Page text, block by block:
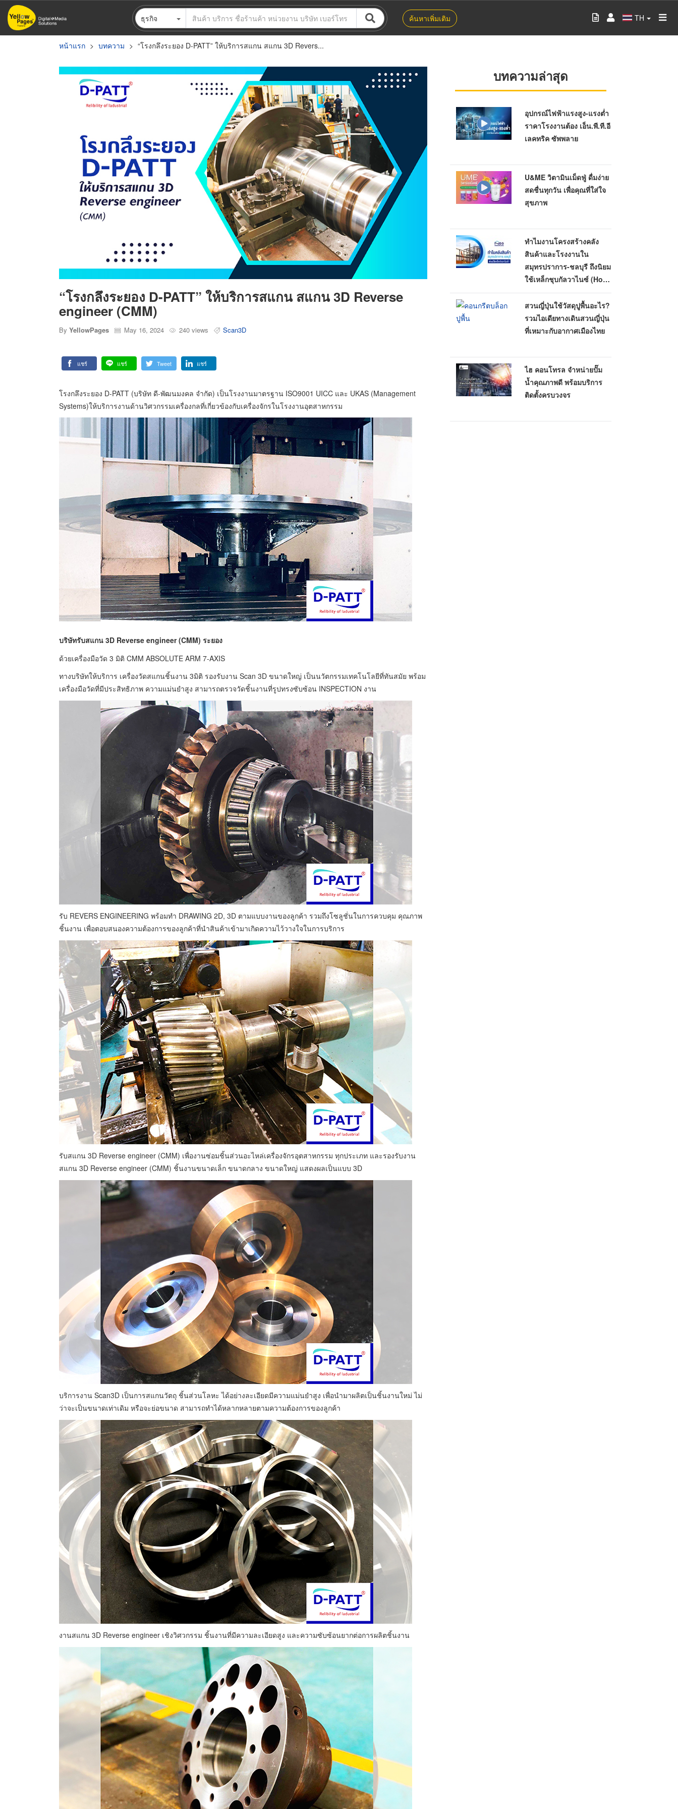
ข้าม
ไป
ธุรกิจ ค้นหาเพิ่มเติม TH
หน้าแรก บทความ “โรงกลึงระยอง D-PATT” ให้บริการสแกน สแกน 3D Revers...
“โรงกลึงระยอง D-PATT” ให้บริการสแกน สแกน 3D Reverse
engineer (CMM)
By YellowPages May 16, 2024 240 views Scan3D
แชร์ แชร์ Tweet แชร์
โรงกลึงระยอง D-PATT (บริษัท ดี-พัฒนมงคล จำกัด) เป็นโรงงานมาตรฐาน ISO9001 UICC และ UKAS (Management
Systems)ให้บริการงานด้านวิศวกรรมเครื่องกลที่เกี่ยวข้องกับเครื่องจักรในโรงงานอุตสาหกรรม
บริษัทรับสแกน 3D Reverse engineer (CMM) ระยอง
ด้วยเครื่องมือวัด 3 มิติ CMM ABSOLUTE ARM 7-AXIS
ทางบริษัทให้บริการ เครื่องวัดสแกนชิ้นงาน 3มิติ รองรับงาน Scan 3D ขนาดใหญ่ เป็นนวัตกรรมเทคโนโลยีที่ทันสมัย พร้อม
เครื่องมือวัดที่มีประสิทธิภาพ ความแม่นยำสูง สามารถตรวจวัดชิ้นงานที่รูปทรงซับซ้อน INSPECTION งาน
รับ REVERS ENGINEERING พร้อมทำ DRAWING 2D, 3D ตามแบบงานของลูกค้า รวมถึงโซลูชั่นในการควบคุม คุณภาพ
ชิ้นงาน เพื่อตอบสนองความต้องการของลูกค้าที่นำสินค้าเข้ามาเกิดความไว้วางใจในการบริการ
รับสแกน 3D Reverse engineer (CMM) เพื่องานซ่อมชิ้นส่วนอะไหล่เครื่องจักรอุตสาหกรรม ทุกประเภท และรองรับงาน
สแกน 3D Reverse engineer (CMM) ชิ้นงานขนาดเล็ก ขนาดกลาง ขนาดใหญ่ แสดงผลเป็นแบบ 3D
บริการงาน Scan3D เป็นการสแกนวัตถุ ชิ้นส่วนโลหะ ได้อย่างละเอียดมีความแม่นยำสูง เพื่อนำมาผลิตเป็นชิ้นงานใหม่ ไม่
ว่าจะเป็นขนาดเท่าเดิม หรือจะย่อขนาด สามารถทำได้หลากหลายตามความต้องการของลูกค้า
งานสแกน 3D Reverse engineer เชิงวิศวกรรม ชิ้นงานที่มีความละเอียดสูง และความซับซ้อนยากต่อการผลิตชิ้นงาน
บทความล่าสุด
อุปกรณ์ไฟฟ้าแรงสูง-แรงต่ำ
ราคาโรงงานต้อง เอ็น.พี.ที.อี
เลคทริค ซัพพลาย
U&ME วิตามินเม็ดฟู่ ดื่มง่าย
สดชื่นทุกวัน เพื่อคุณที่ใส่ใจ
สุขภาพ
ทำไมงานโครงสร้างคลัง
สินค้าและโรงงานใน
สมุทรปราการ-ชลบุรี ถึงนิยม
ใช้เหล็กชุบกัลวาไนซ์ (Hot-
Dip Galvanized)
สวนญี่ปุ่นใช้วัสดุปูพื้นอะไร?
รวมไอเดียทางเดินสวนญี่ปุ่น
ที่เหมาะกับอากาศเมืองไทย
ไฮ คอนโทรล จำหน่ายปั๊ม
น้ำคุณภาพดี พร้อมบริการ
ติดตั้งครบวงจร